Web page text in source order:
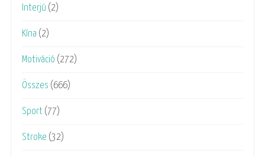
Interjú (2)
Kína (2)
Motiváció (272)
Összes (666)
Sport (77)
Stroke (32)